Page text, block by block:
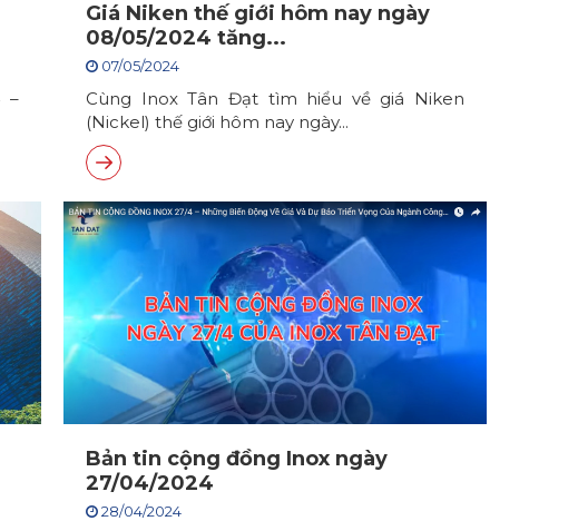
–
Giá Niken thế giới hôm nay ngày
08/05/2024 tăng...
07/05/2024
Cùng Inox Tân Đạt tìm hiểu về giá Niken
(Nickel) thế giới hôm nay ngày...
Bản tin cộng đồng Inox ngày
27/04/2024
28/04/2024